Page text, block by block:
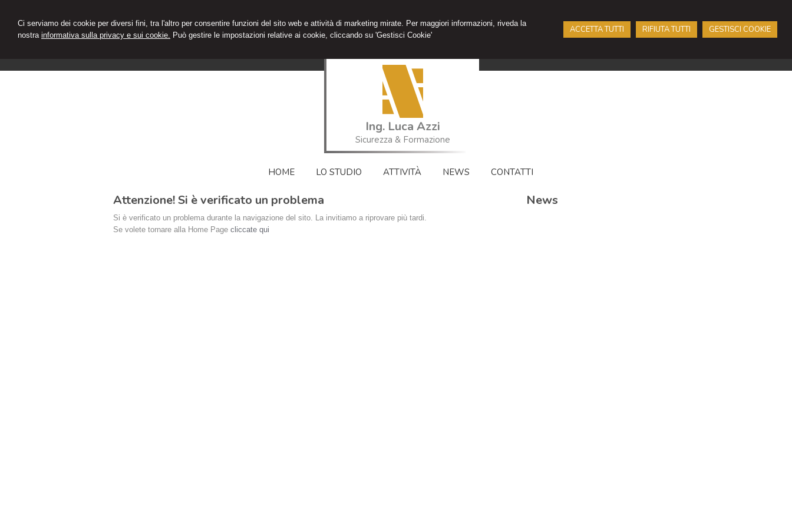
Ci serviamo dei cookie per diversi fini, tra l'altro per consentire funzioni del sito web e attività di marketing mirate. Per maggiori informazioni, riveda la
nostra informativa sulla privacy e sui cookie. Può gestire le impostazioni relative ai cookie, cliccando su 'Gestisci Cookie'
ACCETTA TUTTI RIFIUTA TUTTI GESTISCI COOKIE
Ing. Luca Azzi
Sicurezza & Formazione
HOME LO STUDIO ATTIVITÀ NEWS CONTATTI
Attenzione! Si è verificato un problema
Si è verificato un problema durante la navigazione del sito. La invitiamo a riprovare più tardi.
Se volete tornare alla Home Page cliccate qui
News